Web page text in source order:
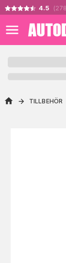
4.5 (
TILLBEHÖR